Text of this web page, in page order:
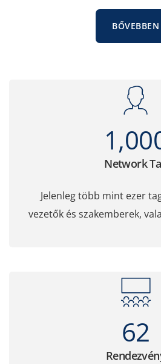
BŐVEBBEN
Network
Jelenleg több mint ezer
vezetők és szakemberek,
62